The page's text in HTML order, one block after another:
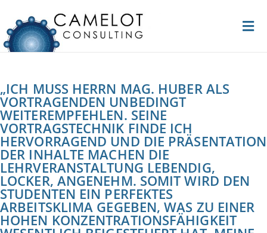
„ICH MUSS HERRN MAG. HUBER ALS
VORTRAGENDEN UNBEDINGT
WEITEREMPFEHLEN. SEINE
VORTRAGSTECHNIK FINDE ICH
HERVORRAGEND UND DIE PRÄSENTATION
DER INHALTE MACHEN DIE
LEHRVERANSTALTUNG LEBENDIG,
LOCKER, ANGENEHM. SOMIT WIRD DEN
STUDENTEN EIN PERFEKTES
ARBEITSKLIMA GEGEBEN, WAS ZU EINER
HOHEN KONZENTRATIONSFÄHIGKEIT